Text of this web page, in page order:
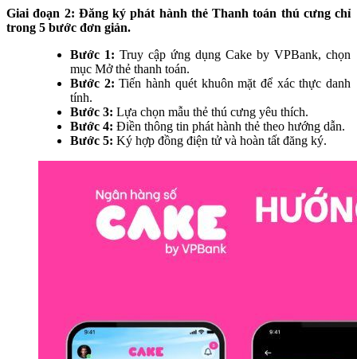
Giai đoạn 2: Đăng ký phát hành thẻ Thanh toán thú cưng chỉ
trong 5 bước đơn giản.
Bước 1: Truy cập ứng dụng Cake by VPBank, chọn
mục Mở thẻ thanh toán.
Bước 2:Tiến hành quét khuôn mặt để xác thực danh
tính.
Bước 3: Lựa chọn mẫu thẻ thú cưng yêu thích.
Bước 4: Điền thông tin phát hành thẻ theo hướng dẫn.
Bước 5: Ký hợp đồng điện tử và hoàn tất đăng ký.